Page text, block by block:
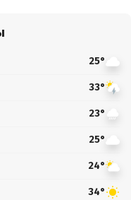
25°
33°
23°
25°
24°
34°